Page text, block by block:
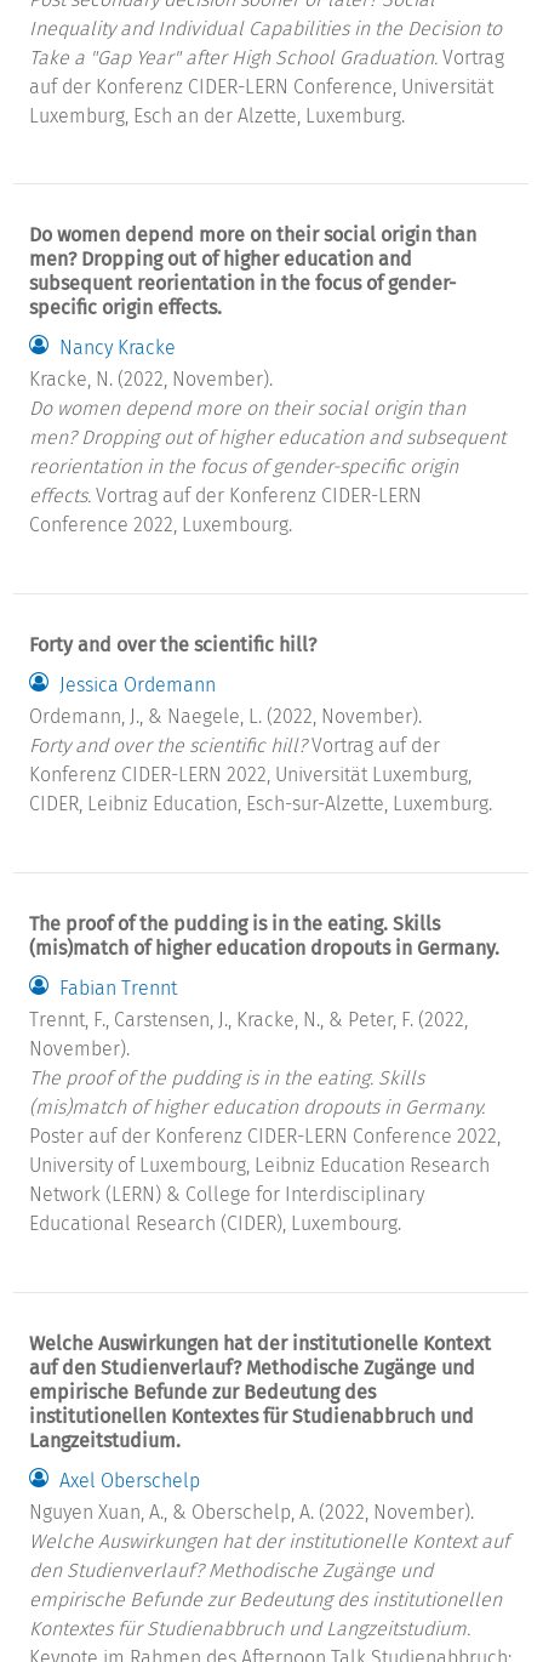
Inequality and Individual Capabilities in the Decision to
Take a "Gap Year" after High School Graduation. Vortrag
auf der Konferenz CIDER-LERN Conference, Universität
Luxemburg, Esch an der Alzette, Luxemburg.
Do women depend more on their social origin than
men? Dropping out of higher education and
subsequent reorientation in the focus of gender-
specific origin effects.
Nancy Kracke
Kracke, N. (2022, November).
Do women depend more on their social origin than
men? Dropping out of higher education and subsequent
reorientation in the focus of gender-specific origin
effects. Vortrag auf der Konferenz CIDER-LERN
Conference 2022, Luxembourg.
Forty and over the scientific hill?
Jessica Ordemann
Ordemann, J., & Naegele, L. (2022, November).
Forty and over the scientific hill?Vortrag auf der
Konferenz CIDER-LERN 2022, Universität Luxemburg,
CIDER, Leibniz Education, Esch-sur-Alzette, Luxemburg.
The proof of the pudding is in the eating. Skills
(mis)match of higher education dropouts in Germany.
Fabian Trennt
Trennt, F., Carstensen, J., Kracke, N., & Peter, F. (2022,
November).
The proof of the pudding is in the eating. Skills
(mis)match of higher education dropouts in Germany.
Poster auf der Konferenz CIDER-LERN Conference 2022,
University of Luxembourg, Leibniz Education Research
Network (LERN) & College for Interdisciplinary
Educational Research (CIDER), Luxembourg.
Welche Auswirkungen hat der institutionelle Kontext
auf den Studienverlauf? Methodische Zugänge und
empirische Befunde zur Bedeutung des
institutionellen Kontextes für Studienabbruch und
Langzeitstudium.
Axel Oberschelp
Nguyen Xuan, A., & Oberschelp, A. (2022, November).
Welche Auswirkungen hat der institutionelle Kontext auf
den Studienverlauf? Methodische Zugänge und
empirische Befunde zur Bedeutung des institutionellen
Kontextes für Studienabbruch und Langzeitstudium.